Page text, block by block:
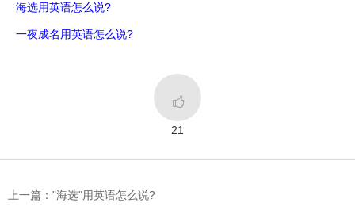
海选用英语怎么说?
一夜成名用英语怎么说?

21
上一篇："海选"用英语怎么说?